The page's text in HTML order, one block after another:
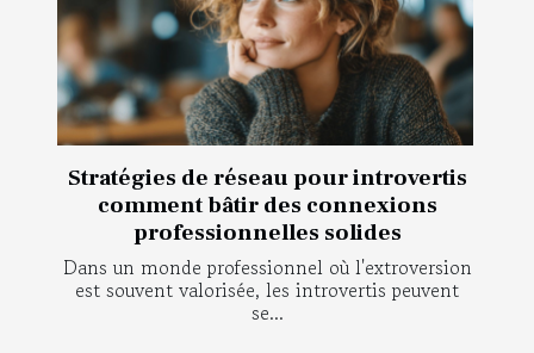
Stratégies de réseau pour introvertis
comment bâtir des connexions
professionnelles solides
Dans un monde professionnel où l'extroversion
est souvent valorisée, les introvertis peuvent
se...